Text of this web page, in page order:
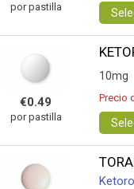
por pastilla
€0.49
por pastilla
10mg
Precio